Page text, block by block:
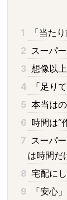
1
「当た
2
スーパ
3 想像以
4
「足り
5 本当は
6 時間は“
7
スーパ
は時間だ
8 宅配に
9
「安心